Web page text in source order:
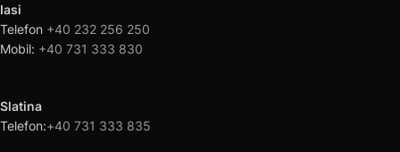
Iasi
Telefon +40 232 256 250
Mobil: +40 731 333 830
Slatina
Telefon:+40 731 333 835